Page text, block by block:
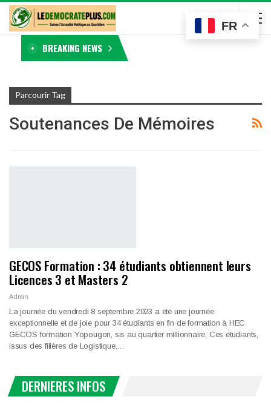
BREAKING NEWS
Parcourir Tag
Soutenances De Mémoires
GECOS Formation : 34 étudiants obtiennent leurs
Licences 3 et Masters 2
Admin
La journée du vendredi 8 septembre 2023 a été une journée
exceptionnelle et de joie pour 34 étudiants en fin de formation à HEC
GECOS formation Yopougon, sis au quartier millionnaire. Ces étudiants,
issus des filières de Logistique,…
DERNIERES INFOS
FR